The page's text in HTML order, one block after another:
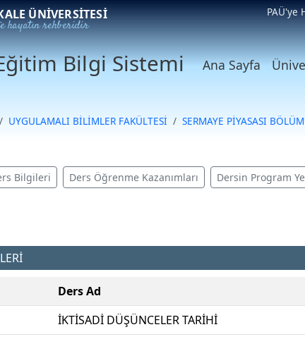
ÜNIVERSITESI
hayatın rehberidir
PAÜ'ye
Bilgi Sistemi Ana Sayfa
UYGULAMALI BİLİMLER FAKÜLTESİ SERMAYE PİYASASI
Bilgileri Ders Öğrenme Kazanımları Dersin Program
Ders Ad
İKTİSADİ DÜŞÜNCELER TARİHİ